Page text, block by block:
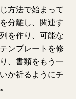
方法で始まって
分離し、関連す
を作り、可能な
ンプレートを修
、書類をもう一
か祈るようにチ